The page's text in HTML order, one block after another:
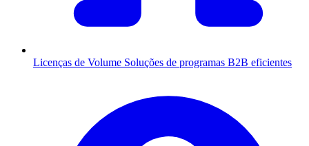
Licenças de Volume Soluções de programas B2B eficientes